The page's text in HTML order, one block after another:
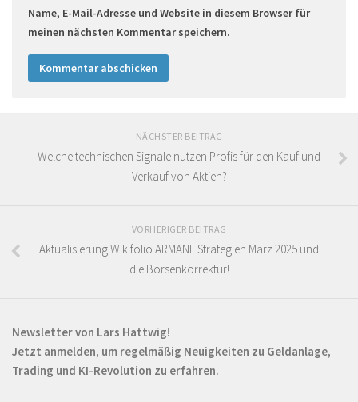
Name, E-Mail-Adresse und Website in diesem Browser für
meinen nächsten Kommentar speichern.
NÄCHSTER BEITRAG
Welche technischen Signale nutzen Profis für den Kauf und
Verkauf von Aktien?
VORHERIGER BEITRAG
Aktualisierung Wikifolio ARMANE Strategien März 2025 und
die Börsenkorrektur!
Newsletter von Lars Hattwig!
Jetzt anmelden, um regelmäßig Neuigkeiten zu Geldanlage,
Trading und KI-Revolution zu erfahren.